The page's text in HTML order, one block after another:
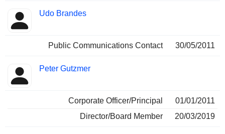
Udo Brandes
Public Communications Contact 30/05/2011
Peter Gutzmer
Corporate Officer/Principal
01/01/2011
Director/Board Member
20/03/2019